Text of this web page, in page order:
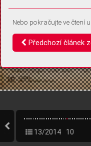
13/2014 10
Nebo pokračujte ve čtení
Předchozí článek